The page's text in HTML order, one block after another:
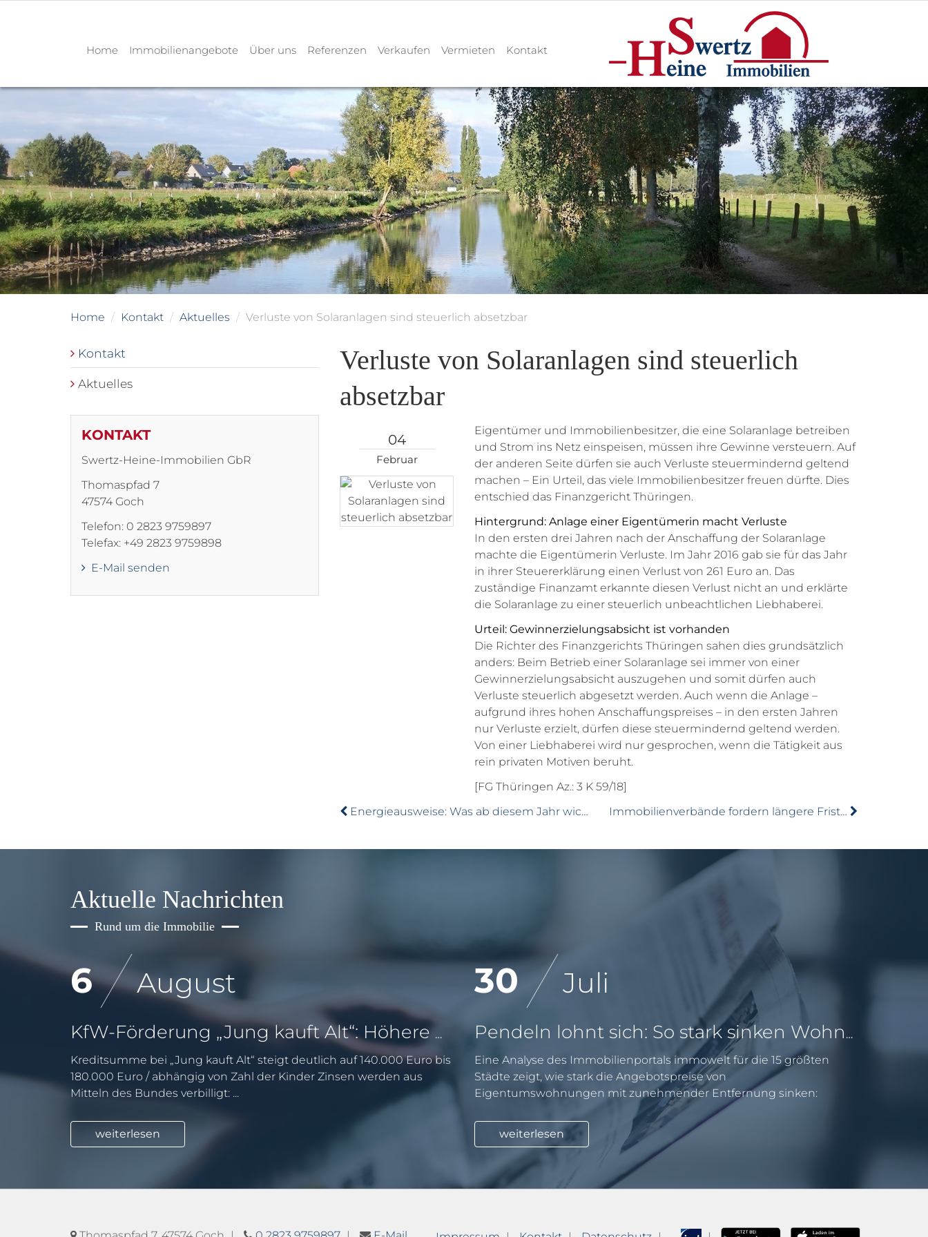
Home Immobilienangebote Über uns Referenzen Verkaufen Vermieten Kontakt
Home Kontakt Aktuelles Verluste von Solaranlagen sind steuerlich absetzbar
Verluste von Solaranlagen sind steuerlich
absetzbar
04
Februar
Eigentümer und Immobilienbesitzer, die eine Solaranlage betreiben
und Strom ins Netz einspeisen, müssen ihre Gewinne versteuern. Auf
der anderen Seite dürfen sie auch Verluste steuermindernd geltend
machen – Ein Urteil, das viele Immobilienbesitzer freuen dürfte. Dies
entschied das Finanzgericht Thüringen.
Hintergrund: Anlage einer Eigentümerin macht Verluste
In den ersten drei Jahren nach der Anschaffung der Solaranlage
machte die Eigentümerin Verluste. Im Jahr 2016 gab sie für das Jahr
in ihrer Steuererklärung einen Verlust von 261 Euro an. Das
zuständige Finanzamt erkannte diesen Verlust nicht an und erklärte
die Solaranlage zu einer steuerlich unbeachtlichen Liebhaberei.
Urteil: Gewinnerzielungsabsicht ist vorhanden
Die Richter des Finanzgerichts Thüringen sahen dies grundsätzlich
anders: Beim Betrieb einer Solaranlage sei immer von einer
Gewinnerzielungsabsicht auszugehen und somit dürfen auch
Verluste steuerlich abgesetzt werden. Auch wenn die Anlage –
aufgrund ihres hohen Anschaffungspreises – in den ersten Jahren
nur Verluste erzielt, dürfen diese steuermindernd geltend werden.
Von einer Liebhaberei wird nur gesprochen, wenn die Tätigkeit aus
rein privaten Motiven beruht.
[FG Thüringen Az.: 3 K 59/18]
Energieausweise: Was ab diesem Jahr wichtig ist
Immobilienverbände fordern längere Fristen beim Wasserzähler-Tausch
Kontakt
Aktuelles
KONTAKT
Swertz-Heine-Immobilien GbR
Thomaspfad 7
47574 Goch
Telefon: 0 2823 9759897
Telefax: +49 2823 9759898
E-Mail senden
Aktuelle Nachrichten
Rund um die Immobilie
6 August
KfW-Förderung „Jung kauft Alt“: Höhere Kredite ab August 2026
Kreditsumme bei „Jung kauft Alt“ steigt deutlich auf 140.000 Euro bis
180.000 Euro / abhängig von Zahl der Kinder Zinsen werden aus
Mitteln des Bundes verbilligt: ...
weiterlesen
30 Juli
Pendeln lohnt sich: So stark sinken Wohnungspreise im Umland
Eine Analyse des Immobilienportals immowelt für die 15 größten
Städte zeigt, wie stark die Angebotspreise von
Eigentumswohnungen mit zunehmender Entfernung sinken:
weiterlesen